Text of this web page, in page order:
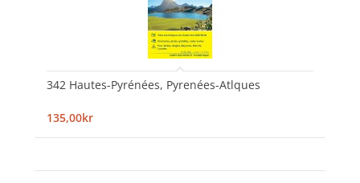
342 Hautes-Pyrénées, Pyrenées-Atlques
135,00kr